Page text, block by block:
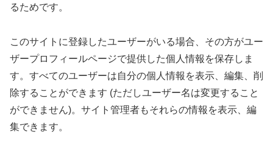
るためです。
このサイトに登録したユーザーがいる場合、その方がユー
ザープロフィールページで提供した個人情報を保存しま
す。すべてのユーザーは自分の個人情報を表示、編集、削
除することができます (ただしユーザー名は変更すること
ができません)。サイト管理者もそれらの情報を表示、編
集できます。